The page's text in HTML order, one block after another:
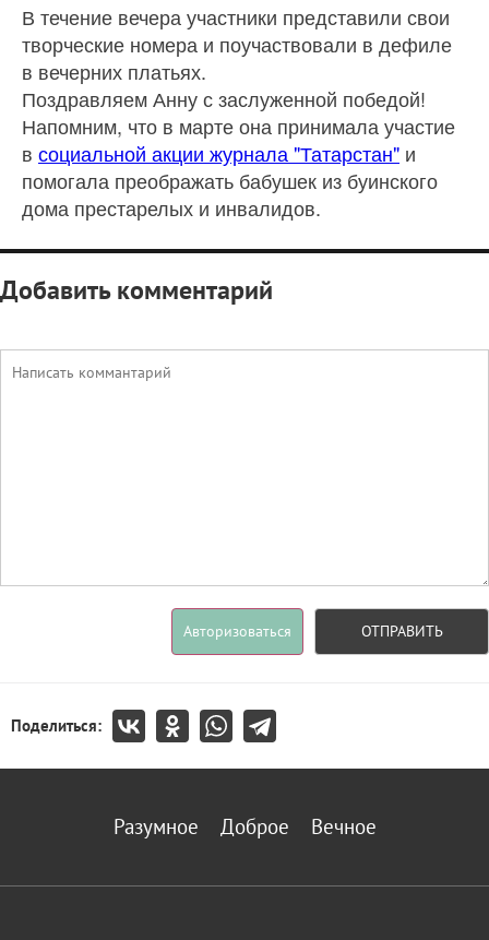
В течение вечера участники представили свои
творческие номера и поучаствовали в дефиле
в вечерних платьях.
Поздравляем Анну с заслуженной победой!
Напомним, что в марте она принимала участие
в социальной акции журнала "Татарстан" и
помогала преображать бабушек из буинского
дома престарелых и инвалидов.
Добавить комментарий
Авторизоваться ОТПРАВИТЬ
Поделиться:
Разумное Доброе Вечное